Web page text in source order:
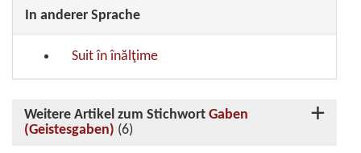
In anderer Sprache
Suit în înălţime
Weitere Artikel zum Stichwort Gaben
(Geistesgaben) (6)